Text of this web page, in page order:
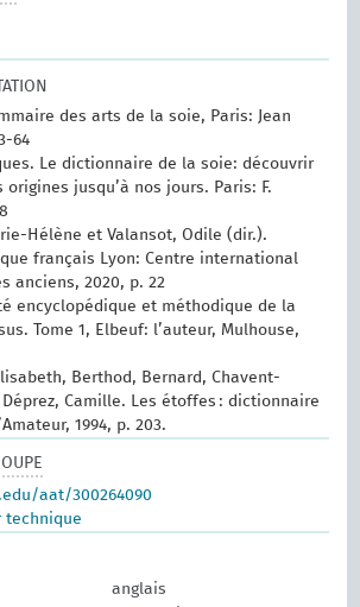
des arts de la soie, Paris: Jean
64
Le dictionnaire de la soie: découvrir
jusqu’à nos jours. Paris: F.
Hélène et Valansot, Odile (dir.).
français Lyon: Centre international
anciens, 2020, p. 22
encyclopédique et méthodique de la
Tome 1, Elbeuf: l’auteur, Mulhouse,
Berthod, Bernard, Chavent-
Camille. Les étoffes : dictionnaire
1994, p. 203.
aat/300264090
technique
anglais